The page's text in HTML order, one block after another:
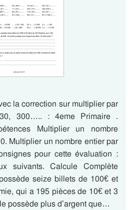
la correction sur multiplier par
300….. : 4eme Primaire .
Multiplier un nombre
Multiplier un nombre entier par
pour cette évaluation :
suivants. Calcule Complète
seize billets de 100€ et
qui a 195 pièces de 10€ et 3
possède plus d’argent que…